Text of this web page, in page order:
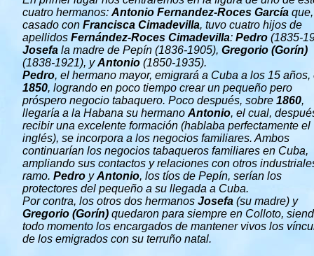
cuatro hermanos: Antonio Fernandez-Roces García que,
casado con Francisca Cimadevilla, tuvo cuatro hijos de
apellidos Fernández-Roces Cimadevilla: Pedro (1835-
Josefa la madre de Pepín (1836-1905), Gregorio (Gorín)
(1838-1921), yAntonio (1850-1935).
Pedro, el hermano mayor, emigrará a Cuba a los 15 años,
1850, logrando en poco tiempo crear un pequeño pero
próspero negocio tabaquero. Poco después, sobre 1860,
llegaría a la Habana su hermano Antonio, el cual,
recibir una excelente formación (hablaba perfectamente el
inglés), se incorpora a los negocios familiares. Ambos
continuarían los negocios tabaqueros familiares en Cuba,
ampliando sus contactos y relaciones con otros
ramo. Pedro yAntonio, los tíos de Pepín, serían los
protectores del pequeño a su llegada a Cuba.
Por contra, los otros dos hermanos Josefa (su madre) y
Gregorio (Gorín) quedaron para siempre en Colloto,
todo momento los encargados de mantener vivos los
de los emigrados con su terruño natal.